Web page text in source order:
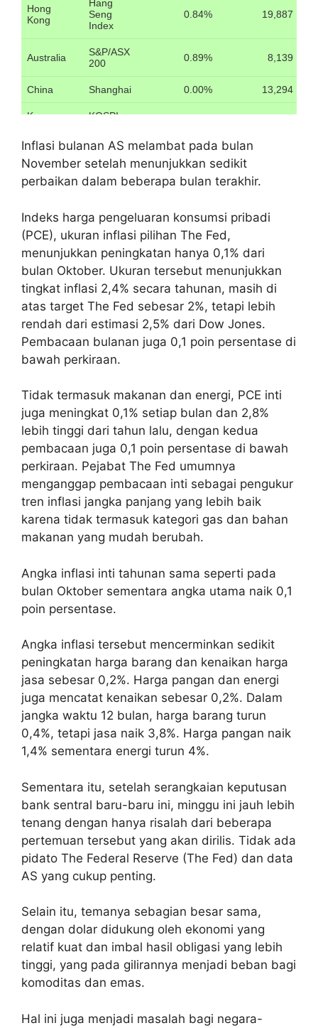
Inflasi bulanan AS melambat pada bulan
November setelah menunjukkan sedikit
perbaikan dalam beberapa bulan terakhir.
Indeks harga pengeluaran konsumsi pribadi
(PCE), ukuran inflasi pilihan The Fed,
menunjukkan peningkatan hanya 0,1% dari
bulan Oktober. Ukuran tersebut menunjukkan
tingkat inflasi 2,4% secara tahunan, masih di
atas target The Fed sebesar 2%, tetapi lebih
rendah dari estimasi 2,5% dari Dow Jones.
Pembacaan bulanan juga 0,1 poin persentase di
bawah perkiraan.
Tidak termasuk makanan dan energi, PCE inti
juga meningkat 0,1% setiap bulan dan 2,8%
lebih tinggi dari tahun lalu, dengan kedua
pembacaan juga 0,1 poin persentase di bawah
perkiraan. Pejabat The Fed umumnya
menganggap pembacaan inti sebagai pengukur
tren inflasi jangka panjang yang lebih baik
karena tidak termasuk kategori gas dan bahan
makanan yang mudah berubah.
Angka inflasi inti tahunan sama seperti pada
bulan Oktober sementara angka utama naik 0,1
poin persentase.
Angka inflasi tersebut mencerminkan sedikit
peningkatan harga barang dan kenaikan harga
jasa sebesar 0,2%. Harga pangan dan energi
juga mencatat kenaikan sebesar 0,2%. Dalam
jangka waktu 12 bulan, harga barang turun
0,4%, tetapi jasa naik 3,8%. Harga pangan naik
1,4% sementara energi turun 4%.
Sementara itu, setelah serangkaian keputusan
bank sentral baru-baru ini, minggu ini jauh lebih
tenang dengan hanya risalah dari beberapa
pertemuan tersebut yang akan dirilis. Tidak ada
pidato The Federal Reserve (The Fed) dan data
AS yang cukup penting.
Selain itu, temanya sebagian besar sama,
dengan dolar didukung oleh ekonomi yang
relatif kuat dan imbal hasil obligasi yang lebih
tinggi, yang pada gilirannya menjadi beban bagi
komoditas dan emas.
Hal ini juga menjadi masalah bagi negara-